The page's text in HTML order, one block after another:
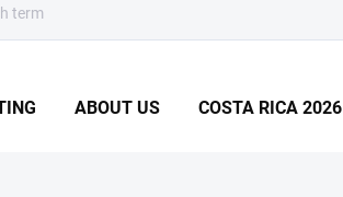
ABOUT US COSTA RICA 2026